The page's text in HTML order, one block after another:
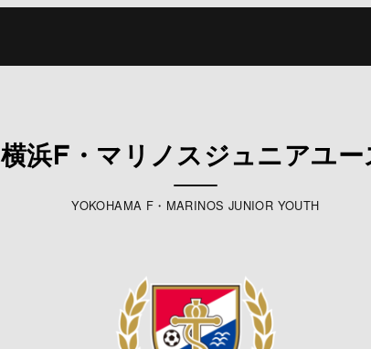
横浜F・マリノスジュニアユー
YOKOHAMA F・MARINOS JUNIOR YOUTH